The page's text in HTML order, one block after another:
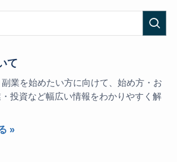
て
副業を始めたい方に向けて、始め方・お
投資など幅広い情報をわかりやすく解
»